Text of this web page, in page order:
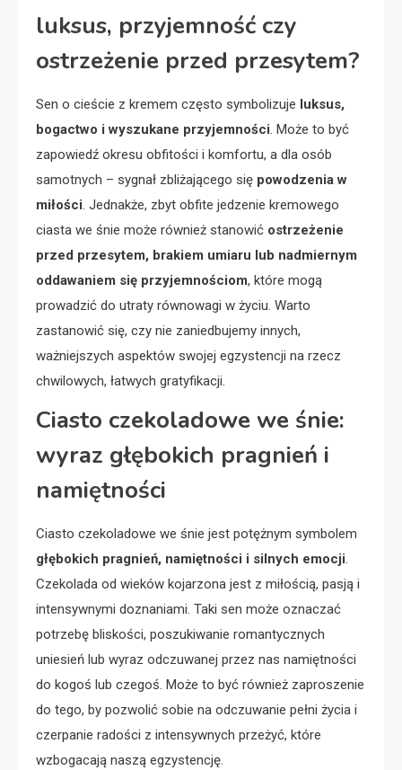
luksus, przyjemność czy
ostrzeżenie przed przesytem?
Sen o cieście z kremem często symbolizuje luksus,
bogactwo i wyszukane przyjemności. Może to być
zapowiedź okresu obfitości i komfortu, a dla osób
samotnych – sygnał zbliżającego się powodzenia w
miłości. Jednakże, zbyt obfite jedzenie kremowego
ciasta we śnie może również stanowić ostrzeżenie
przed przesytem, brakiem umiaru lub nadmiernym
oddawaniem się przyjemnościom, które mogą
prowadzić do utraty równowagi w życiu. Warto
zastanowić się, czy nie zaniedbujemy innych,
ważniejszych aspektów swojej egzystencji na rzecz
chwilowych, łatwych gratyfikacji.
Ciasto czekoladowe we śnie:
wyraz głębokich pragnień i
namiętności
Ciasto czekoladowe we śnie jest potężnym symbolem
głębokich pragnień, namiętności i silnych emocji.
Czekolada od wieków kojarzona jest z miłością, pasją i
intensywnymi doznaniami. Taki sen może oznaczać
potrzebę bliskości, poszukiwanie romantycznych
uniesień lub wyraz odczuwanej przez nas namiętności
do kogoś lub czegoś. Może to być również zaproszenie
do tego, by pozwolić sobie na odczuwanie pełni życia i
czerpanie radości z intensywnych przeżyć, które
wzbogacają naszą egzystencję.